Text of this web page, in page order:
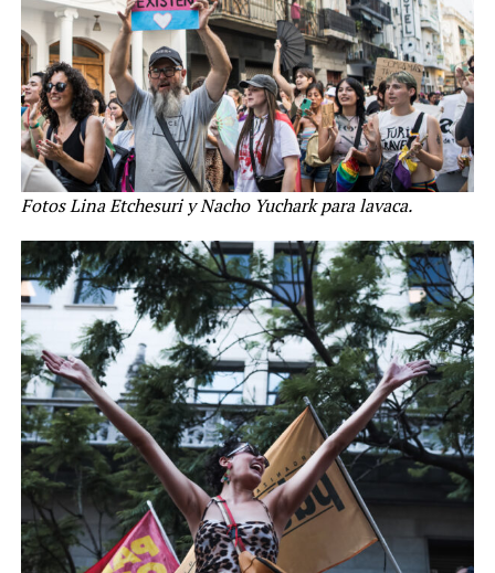
Fotos Lina Etchesuri y Nacho Yuchark para lavaca.